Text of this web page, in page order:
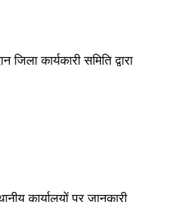
कार्यकारी समिति द्वारा
कार्यालयों पर जानकारी